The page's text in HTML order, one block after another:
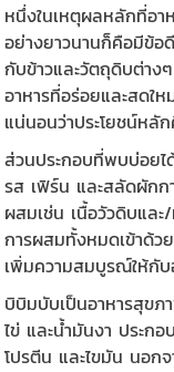
หนึ่งในเหตุผลหลักที่อา
อย่างยาวนานก็คือมีข้อ
กับข้าวและวัตถุดิบต่า
อาหารที่อร่อยและสดใ
แน่นอนว่าประโยชน์หลั
ส่วนประกอบที่พบบ่อย
รส เฟิร์น และสลัดผักก
ผสมเช่น เนื้อวัวดิบและ
การผสมทั้งหมดเข้าด้ว
เพิ่มความสมบูรณ์ให้กับ
บิบิมบับเป็นอาหารสุข
ไข่ และน้ำมันงา ประก
โปรตีน และไขมัน นอก